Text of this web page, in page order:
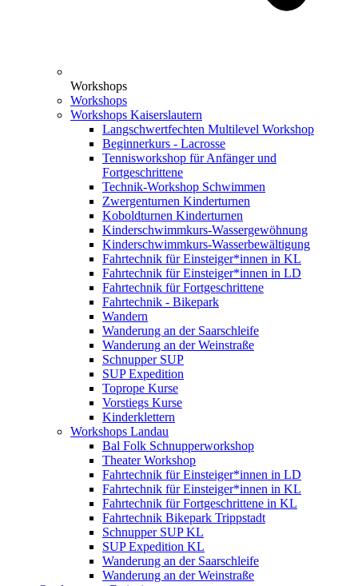
Workshops
Workshops
Workshops Kaiserslautern
Langschwertfechten Multilevel Workshop
Beginnerkurs - Lacrosse
Tennisworkshop für Anfänger und
Fortgeschrittene
Technik-Workshop Schwimmen
Zwergenturnen Kinderturnen
Koboldturnen Kinderturnen
Kinderschwimmkurs-Wassergewöhnung
Kinderschwimmkurs-Wasserbewältigung
Fahrtechnik für Einsteiger*innen in KL
Fahrtechnik für Einsteiger*innen in LD
Fahrtechnik für Fortgeschrittene
Fahrtechnik - Bikepark
Wandern
Wanderung an der Saarschleife
Wanderung an der Weinstraße
Schnupper SUP
SUP Expedition
Toprope Kurse
Vorstiegs Kurse
Kinderklettern
Workshops Landau
Bal Folk Schnupperworkshop
Theater Workshop
Fahrtechnik für Einsteiger*innen in LD
Fahrtechnik für Einsteiger*innen in KL
Fahrtechnik für Fortgeschrittene in KL
Fahrtechnik Bikepark Trippstadt
Schnupper SUP KL
SUP Expedition KL
Wanderung an der Saarschleife
Wanderung an der Weinstraße